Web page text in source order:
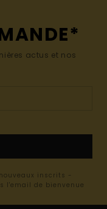
actus et nos
inscrits -
l'email de bienvenue